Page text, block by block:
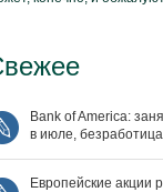
Bank of America:
в июле,
Европейские акции